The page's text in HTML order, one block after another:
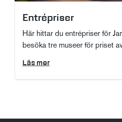
Entrépriser
Här hittar du entrépriser för
besöka tre museer för priset
Läs mer